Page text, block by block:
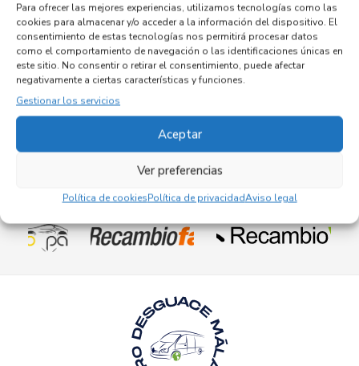
Para ofrecer las mejores experiencias, utilizamos tecnologías como las
cookies para almacenar y/o acceder a la información del dispositivo. El
consentimiento de estas tecnologías nos permitirá procesar datos
como el comportamiento de navegación o las identificaciones únicas en
este sitio. No consentir o retirar el consentimiento, puede afectar
negativamente a ciertas características y funciones.
Gestionar los servicios
Aceptar
Ver preferencias
Política de cookiesPolítica de privacidadAviso legal
MOTOR ARRANQUE 36100-08000
Recambios KIACEED SPORTSWAGON (CD)G4LK
Referencia ID: 145545
Referencia OEM: 36100-08000
72,95€ (IVA no incluído)
Empresas colaboradoras